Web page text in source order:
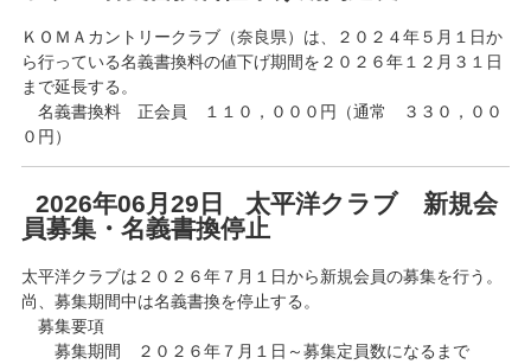
ＫＯＭＡカントリークラブ（奈良県）は、２０２４年５月１日か
ら行っている名義書換料の値下げ期間を２０２６年１２月３１日
まで延長する。
名義書換料 正会員 １１０，０００円（通常 ３３０，００
０円）
2026年06月29日 太平洋クラブ 新規会
員募集・名義書換停止
太平洋クラブは２０２６年７月１日から新規会員の募集を行う。
尚、募集期間中は名義書換を停止する。
募集要項
募集期間 ２０２６年７月１日～募集定員数になるまで